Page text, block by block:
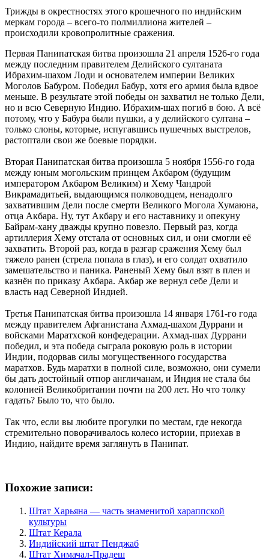
Трижды в окрестностях этого крошечного по индийским
меркам города – всего-то полмиллиона жителей –
происходили кровопролитные сражения.
Первая Панипатская битва произошла 21 апреля 1526-го года
между последним правителем Делийского султаната
Ибрахим-шахом Лоди и основателем империи Великих
Моголов Бабуром. Победил Бабур, хотя его армия была вдвое
меньше. В результате этой победы он захватил не только Дели,
но и всю Северную Индию. Ибрахим-шах погиб в бою. А всё
потому, что у Бабура были пушки, а у делийского султана –
только слоны, которые, испугавшись пушечных выстрелов,
растоптали свои же боевые порядки.
Вторая Панипатская битва произошла 5 ноября 1556-го года
между юным могольским принцем Акбаром (будущим
императором Акбаром Великим) и Хему Чандрой
Викрамадитьей, выдающимся полководцем, ненадолго
захватившим Дели после смерти Великого Могола Хумаюна,
отца Акбара. Ну, тут Акбару и его наставнику и опекуну
Байрам-хану дважды крупно повезло. Первый раз, когда
артиллерия Хему отстала от основных сил, и они смогли её
захватить. Второй раз, когда в разгар сражения Хему был
тяжело ранен (стрела попала в глаз), и его солдат охватило
замешательство и паника. Раненый Хему был взят в плен и
казнён по приказу Акбара. Акбар же вернул себе Дели и
власть над Северной Индией.
Третья Панипатская битва произошла 14 января 1761-го года
между правителем Афганистана Ахмад-шахом Дуррани и
войсками Маратхской конфедерации. Ахмад-шах Дуррани
победил, и эта победа сыграла роковую роль в истории
Индии, подорвав силы могущественного государства
маратхов. Будь маратхи в полной силе, возможно, они сумели
бы дать достойный отпор англичанам, и Индия не стала бы
колонией Великобритании почти на 200 лет. Но что толку
гадать? Было то, что было.
Так что, если вы любите прогулки по местам, где некогда
стремительно поворачивалось колесо истории, приехав в
Индию, найдите время заглянуть в Панипат.
Похожие записи:
Штат Харьяна — часть знаменитой хараппской
культуры
Штат Керала
Индийский штат Пенджаб
Штат Химачал-Прадеш